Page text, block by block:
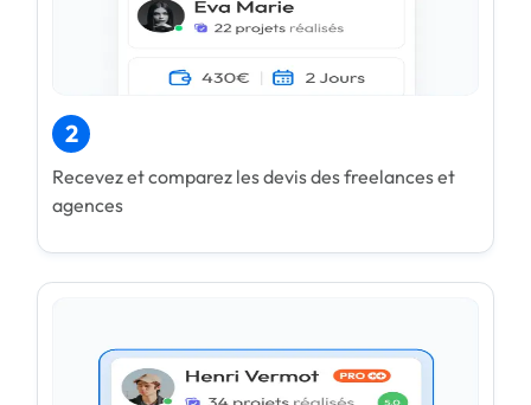
2
Recevez et comparez les devis des freelances et
agences